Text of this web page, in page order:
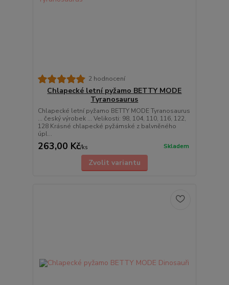
2 hodnocení
Chlapecké letní pyžamo BETTY MODE
Tyranosaurus
Chlapecké letní pyžamo BETTY MODE Tyranosaurus
... český výrobek ... Velikosti: 98, 104, 110, 116, 122,
128 Krásné chlapecké pyžámské z balvněného
úpl...
263,00 Kč/ks Skladem
Zvolit variantu